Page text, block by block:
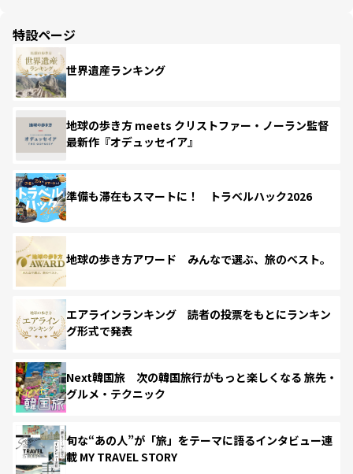
特設ページ
世界遺産ランキング
地球の歩き方 meets クリストファー・ノーラン監督
最新作『オデュッセイア』
準備も滞在もスマートに！ トラベルハック2026
地球の歩き方アワード みんなで選ぶ、旅のベスト。
エアラインランキング 読者の投票をもとにランキン
グ形式で発表
Next韓国旅 次の韓国旅行がもっと楽しくなる 旅先・
グルメ・テクニック
旬な“あの人”が「旅」をテーマに語るインタビュー連
載 MY TRAVEL STORY